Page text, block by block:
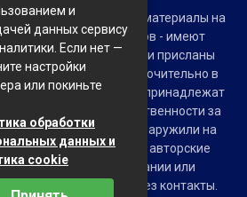
права защищены. Все материалы на
из открытых источников - имеют
в интернете или присланы
предоставляются исключительно в
Права на материалы принадлежат
сайта ответственности за
не несет. Если Вы обнаружили на
которые нарушают авторские
Вам, Вашей компании или
сообщите нам через контакты.
и
данных сервису
Если нет —
настройки
или покиньте
обработки
данных и
cookie